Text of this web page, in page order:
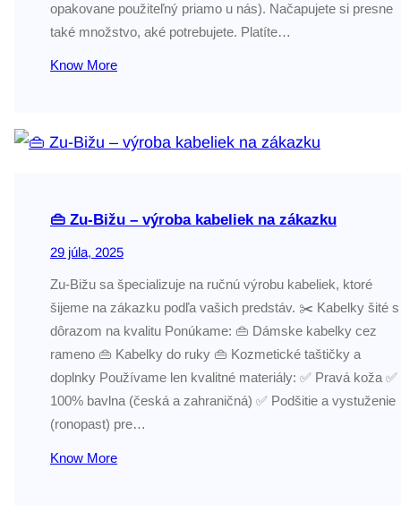
opakovane použiteľný priamo u nás). Načapujete si presne
také množstvo, aké potrebujete. Platíte…
Know More
👜 Zu-Bižu – výroba kabeliek na zákazku
29 júla, 2025
Zu-Bižu sa špecializuje na ručnú výrobu kabeliek, ktoré
šijeme na zákazku podľa vašich predstáv. ✂️ Kabelky šité s
dôrazom na kvalitu Ponúkame: 👜 Dámske kabelky cez
rameno 👜 Kabelky do ruky 👜 Kozmetické taštičky a
doplnky Používame len kvalitné materiály: ✅ Pravá koža ✅
100% bavlna (česká a zahraničná) ✅ Podšitie a vystuženie
(ronopast) pre…
Know More